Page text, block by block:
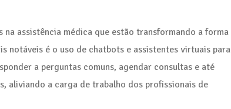
assistência médica que estão transformando a forma
notáveis é o uso de chatbots e assistentes virtuais para
a perguntas comuns, agendar consultas e até
aliviando a carga de trabalho dos profissionais de